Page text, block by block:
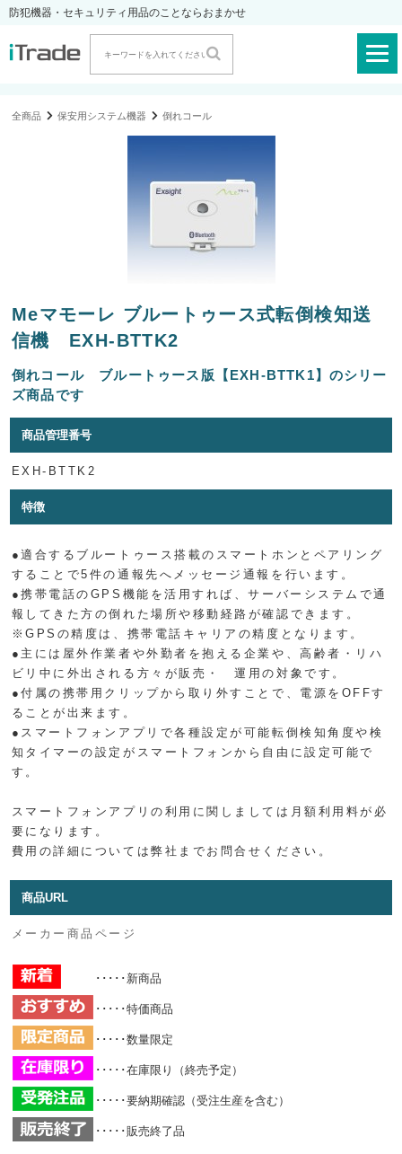
防犯機器・セキュリティ用品のことならおまかせ
全商品 保安用システム機器 倒れコール
Meマモーレ ブルートゥース式転倒検知送
信機 EXH-BTTK2
倒れコール ブルートゥース版【EXH-BTTK1】のシリー
ズ商品です
商品管理番号
EXH-BTTK2
特徴
●適合するブルートゥース搭載のスマートホンとペアリング
することで5件の通報先へメッセージ通報を行います。
●携帯電話のGPS機能を活用すれば、サーバーシステムで通
報してきた方の倒れた場所や移動経路が確認できます。
※GPSの精度は、携帯電話キャリアの精度となります。
●主には屋外作業者や外勤者を抱える企業や、高齢者・リハ
ビリ中に外出される方々が販売・ 運用の対象です。
●付属の携帯用クリップから取り外すことで、電源をOFFす
ることが出来ます。
●スマートフォンアプリで各種設定が可能転倒検知角度や検
知タイマーの設定がスマートフォンから自由に設定可能で
す。
スマートフォンアプリの利用に関しましては月額利用料が必
要になります。
費用の詳細については弊社までお問合せください。
商品URL
メーカー商品ページ
･････新商品
･････特価商品
･････数量限定
･････在庫限り（終売予定）
･････要納期確認（受注生産を含む）
･････販売終了品